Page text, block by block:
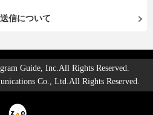
信について
Guide, Inc.All Rights Reserved.
Co., Ltd.All Rights Reserved.